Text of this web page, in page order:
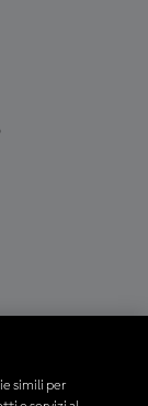
simili per